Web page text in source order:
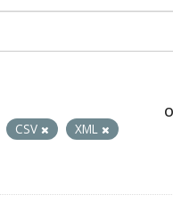
CSV
XML